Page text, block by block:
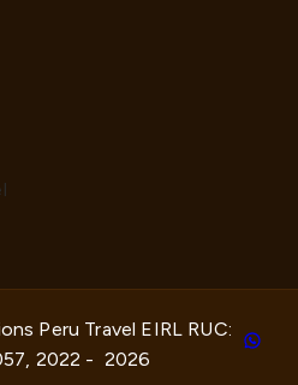
Peru Travel EIRL RUC:
2022 -  2026